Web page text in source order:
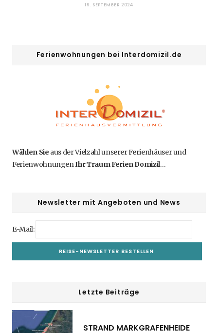
19. SEPTEMBER 2024
Ferienwohnungen bei Interdomizil.de
Wählen Sie aus der Vielzahl unserer Ferienhäuser und
FerienwohnungenIhr Traum Ferien Domizil…
Newsletter mit Angeboten und News
E-Mail:
Letzte Beiträge
STRAND MARKGRAFENHEIDE